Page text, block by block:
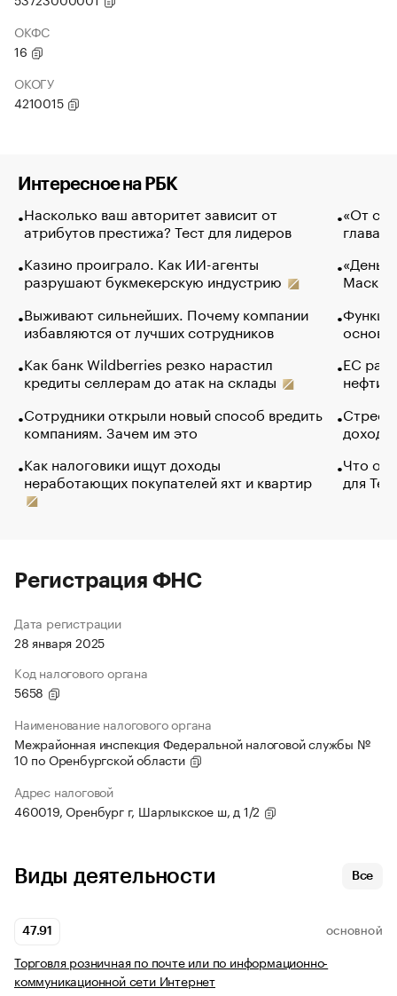
ОКФС
16
ОКОГУ
4210015
Интересное на РБК
Насколько ваш авторитет зависит от
атрибутов престижа? Тест для лидеров
Казино проиграло. Как ИИ-агенты
разрушают букмекерскую индустрию
Выживают сильнейших. Почему компании
избавляются от лучших сотрудников
Как банк Wildberries резко нарастил
кредиты селлерам до атак на склады
Сотрудники открыли новый способ вредить
компаниям. Зачем им это
Как налоговики ищут доходы
неработающих покупателей яхт и квартир
«От
глава
Маск в
основ
ЕС
нефти
Что
для
Регистрация ФНС
Дата регистрации
28 января 2025
Код налогового органа
5658
Наименование налогового органа
Межрайонная инспекция Федеральной налоговой службы №
10 по Оренбургской области
Адрес налоговой
460019, Оренбург г, Шарлыкское ш, д 1/2
Виды деятельности Все
47.91 ОСНОВНОЙ
Торговля розничная по почте или по информационно-
коммуникационной сети Интернет